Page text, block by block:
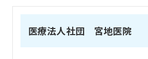
医療法人社団 宮地医院